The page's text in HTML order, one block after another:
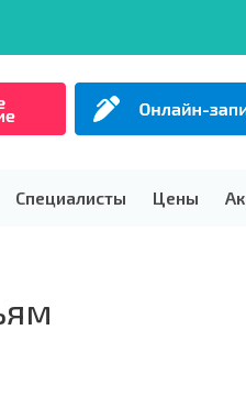
Специалисты Цены